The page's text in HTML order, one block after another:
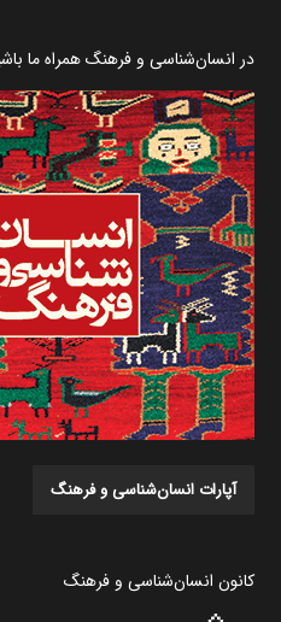
در انسان‌شناسی و فرهنگ همراه ما باشید
آپارات انسان‌شناسی و فرهنگ
کانون انسان‌شناسی و فرهنگ